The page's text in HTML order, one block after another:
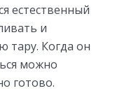
естественный
и
тару. Когда он
можно
готово.